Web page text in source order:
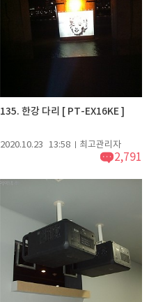
135. 한강 다리 [ PT-EX16KE ]
2020.10.23 13:58 최고관리자
2,791